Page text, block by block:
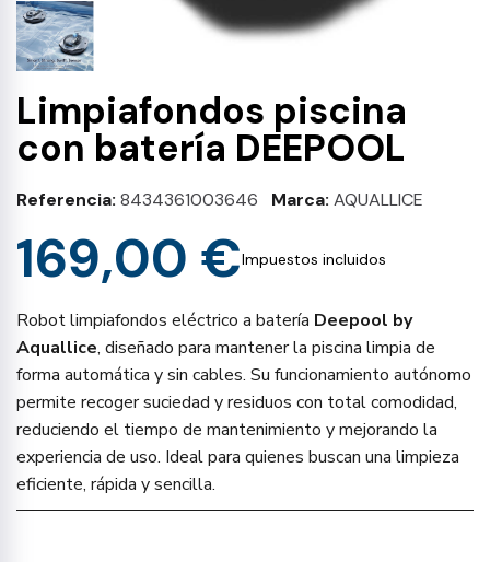
Limpiafondos piscina
con batería DEEPOOL
Referencia 8434361003646 Marca AQUALLICE
169,00 €Impuestos incluidos
Robot limpiafondos eléctrico a batería Deepool by
Aquallice, diseñado para mantener la piscina limpia de
forma automática y sin cables. Su funcionamiento autónomo
permite recoger suciedad y residuos con total comodidad,
reduciendo el tiempo de mantenimiento y mejorando la
experiencia de uso. Ideal para quienes buscan una limpieza
eficiente, rápida y sencilla.